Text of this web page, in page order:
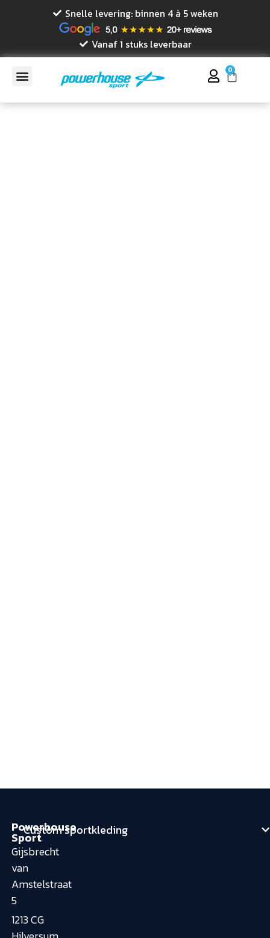
Snelle levering: binnen 4 à 5 weken
Vanaf 1 stuks leverbaar
0
Powerhouse
Sport
Gijsbrecht
van
Amstelstraat
5
1213 CG
Custom sportkleding